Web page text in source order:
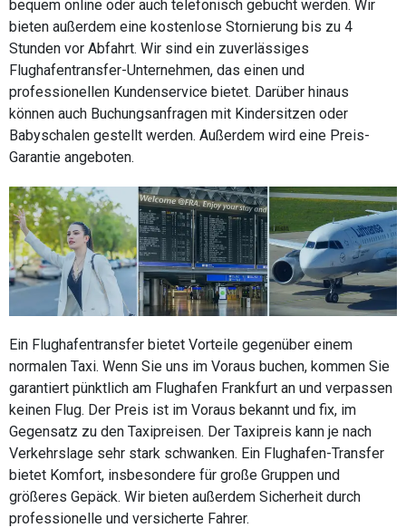
bequem online oder auch telefonisch gebucht werden. Wir
bieten außerdem eine kostenlose Stornierung bis zu 4
Stunden vor Abfahrt. Wir sind ein zuverlässiges
Flughafentransfer-Unternehmen, das einen und
professionellen Kundenservice bietet. Darüber hinaus
können auch Buchungsanfragen mit Kindersitzen oder
Babyschalen gestellt werden. Außerdem wird eine Preis-
Garantie angeboten.
Ein Flughafentransfer bietet Vorteile gegenüber einem
normalen Taxi. Wenn Sie uns im Voraus buchen, kommen Sie
garantiert pünktlich am Flughafen Frankfurt an und verpassen
keinen Flug. Der Preis ist im Voraus bekannt und fix, im
Gegensatz zu den Taxipreisen. Der Taxipreis kann je nach
Verkehrslage sehr stark schwanken. Ein Flughafen-Transfer
bietet Komfort, insbesondere für große Gruppen und
größeres Gepäck. Wir bieten außerdem Sicherheit durch
professionelle und versicherte Fahrer.